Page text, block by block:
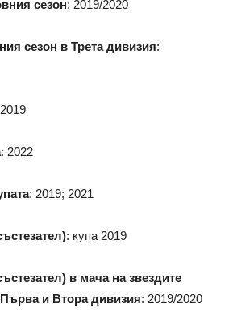
сезон: 2019/2020
сезон в Трета дивизия:
: 2022
: 2019; 2021
: купа 2019
в мача на звездите
и Втора дивизия: 2019/2020